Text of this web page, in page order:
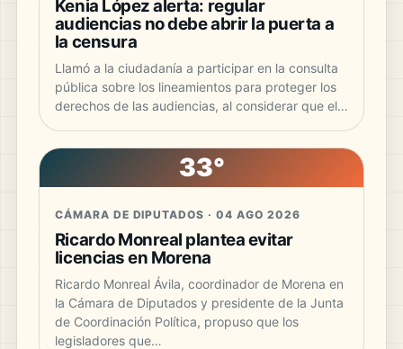
Kenia López alerta: regular
audiencias no debe abrir la puerta a
la censura
Llamó a la ciudadanía a participar en la consulta
pública sobre los lineamientos para proteger los
derechos de las audiencias, al considerar que el…
33°
CÁMARA DE DIPUTADOS · 04 AGO 2026
Ricardo Monreal plantea evitar
licencias en Morena
Ricardo Monreal Ávila, coordinador de Morena en
la Cámara de Diputados y presidente de la Junta
de Coordinación Política, propuso que los
legisladores que…